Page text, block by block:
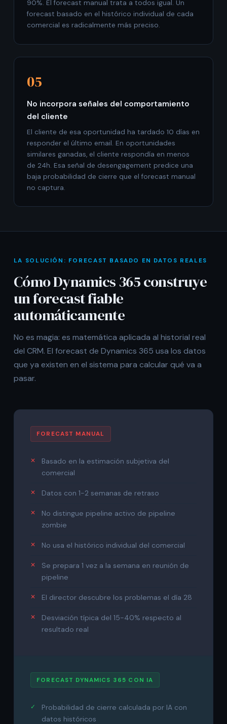
90%. El forecast manual trata a todos igual. Un
forecast basado en el histórico individual de cada
comercial es radicalmente más preciso.
05
No incorpora señales del comportamiento
del cliente
El cliente de esa oportunidad ha tardado 10 días en
responder el último email. En oportunidades
similares ganadas, el cliente respondía en menos
de 24h. Esa señal de desengagement predice una
baja probabilidad de cierre que el forecast manual
no captura.
LA SOLUCIÓN: FORECAST BASADO EN DATOS REALES
Cómo Dynamics 365 construye
un forecast fiable
automáticamente
No es magia: es matemática aplicada al historial real
del CRM. El forecast de Dynamics 365 usa los datos
que ya existen en el sistema para calcular qué va a
pasar.
FORECAST MANUAL
Basado en la estimación subjetiva del
comercial
Datos con 1-2 semanas de retraso
No distingue pipeline activo de pipeline
zombie
No usa el histórico individual del comercial
Se prepara 1 vez a la semana en reunión de
pipeline
El director descubre los problemas el día 28
Desviación típica del 15-40% respecto al
resultado real
FORECAST DYNAMICS 365 CON IA
Probabilidad de cierre calculada por IA con
datos históricos